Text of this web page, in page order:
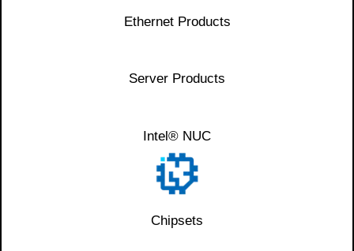
Ethernet Products
Server Products
Intel® NUC
Chipsets